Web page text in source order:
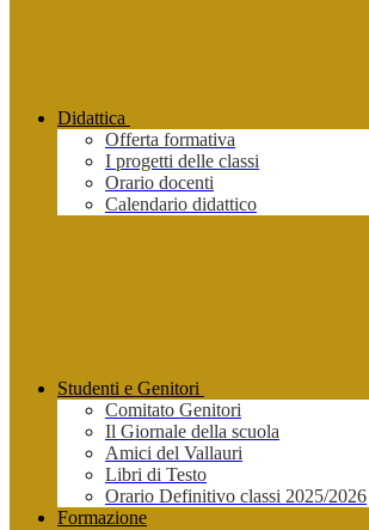
Didattica
Offerta formativa
I progetti delle classi
Orario docenti
Calendario didattico
Studenti e Genitori
Comitato Genitori
Il Giornale della scuola
Amici del Vallauri
Libri di Testo
Orario Definitivo classi 2025/2026
Formazione